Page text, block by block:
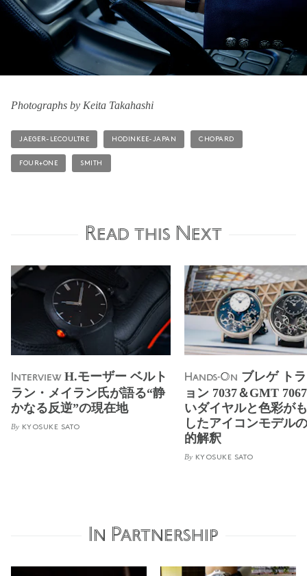
Photographs by Keita Takahashi
JAEGER-LECOULTRE HODINKEE-JAPAN CHOPARD
FOUR+ONE SMITH
Read this Next
InterviewH.モーザー ベルト
ラン・メイラン氏が語る“静
かなる反逆”の現在地
By KYOSUKE SATO
Hands-On ブレゲ ト
ョン 7037＆GMT
いダイヤルと色彩が
したアイコンモデル
的解釈
By KYOSUKE SATO
In Partnership